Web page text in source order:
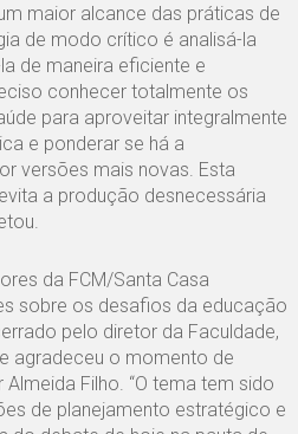
maior alcance das práticas de
de modo crítico é analisá-la
de maneira eficiente e
conhecer totalmente os
para aproveitar integralmente
e ponderar se há a
versões mais novas. Esta
a produção desnecessária
da FCM/Santa Casa
sobre os desafios da educação
pelo diretor da Faculdade,
agradeceu o momento de
Filho. “O tema tem sido
de planejamento estratégico e